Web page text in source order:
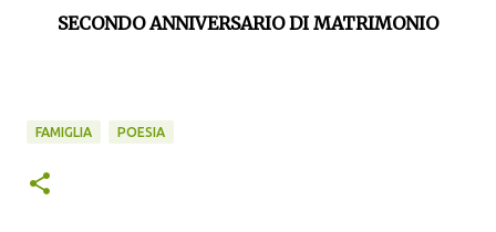
SECONDO ANNIVERSARIO DI MATRIMONIO
FAMIGLIA POESIA